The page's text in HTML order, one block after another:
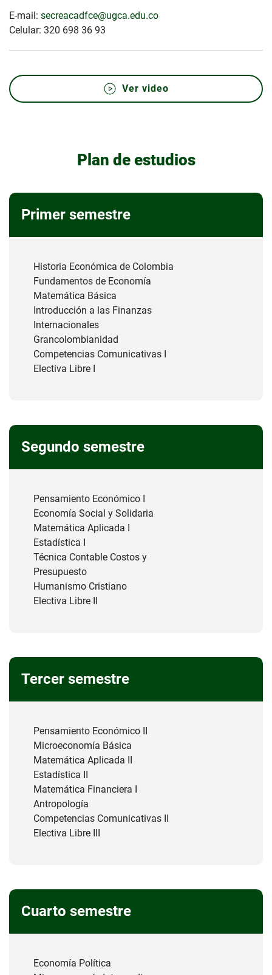
E-mail: secreacadfce@ugca.edu.co
Celular: 320 698 36 93
Ver video
Plan de estudios
Primer semestre
Historia Económica de Colombia
Fundamentos de Economía
Matemática Básica
Introducción a las Finanzas
Internacionales
Grancolombianidad
Competencias Comunicativas I
Electiva Libre I
Segundo semestre
Pensamiento Económico I
Economía Social y Solidaria
Matemática Aplicada I
Estadística I
Técnica Contable Costos y
Presupuesto
Humanismo Cristiano
Electiva Libre II
Tercer semestre
Pensamiento Económico II
Microeconomía Básica
Matemática Aplicada II
Estadística II
Matemática Financiera I
Antropología
Competencias Comunicativas II
Electiva Libre III
Cuarto semestre
Economía Política